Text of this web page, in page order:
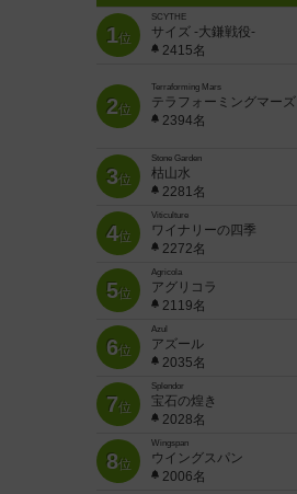
1位
SCYTHE
サイズ -大鎌戦役-
2415名
2位
Terraforming Mars
テラフォーミングマーズ
2394名
3位
Stone Garden
枯山水
2281名
4位
Viticulture
ワイナリーの四季
2272名
5位
Agricola
アグリコラ
2119名
6位
Azul
アズール
2035名
7位
Splendor
宝石の煌き
2028名
8位
Wingspan
ウイングスパン
2006名